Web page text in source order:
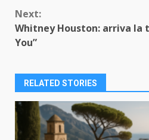
Next:
Whitney Houston: arriva la
You”
RELATED STORIES